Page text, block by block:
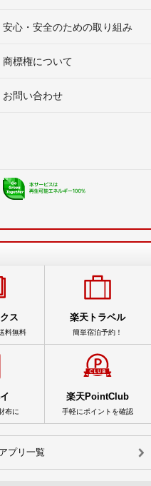
安心・安全のための取り組み
商標権について
お問い合わせ
ス
料無料
楽天トラベル
簡単宿泊予約！
布に
楽天PointClub
手軽にポイントを確認
アプリ一覧